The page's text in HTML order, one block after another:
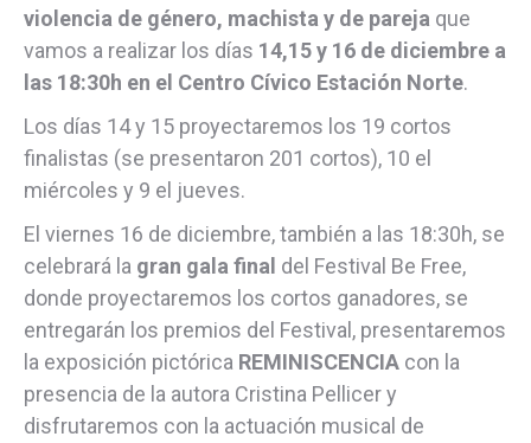
violencia de género, machista y de pareja que
vamos a realizar los días 14,15 y 16 de diciembre a
las 18:30h en el Centro Cívico Estación Norte.
Los días 14 y 15 proyectaremos los 19 cortos
finalistas (se presentaron 201 cortos), 10 el
miércoles y 9 el jueves.
El viernes 16 de diciembre, también a las 18:30h, se
celebrará la gran gala final del Festival Be Free,
donde proyectaremos los cortos ganadores, se
entregarán los premios del Festival, presentaremos
la exposición pictórica REMINISCENCIA con la
presencia de la autora Cristina Pellicer y
disfrutaremos con la actuación musical de